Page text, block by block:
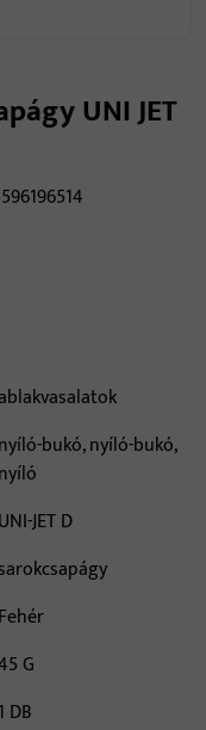
UNI JET
nyíló-bukó, nyíló-bukó,
nyíló
UNI-JET D
Fehér
G
1 DB